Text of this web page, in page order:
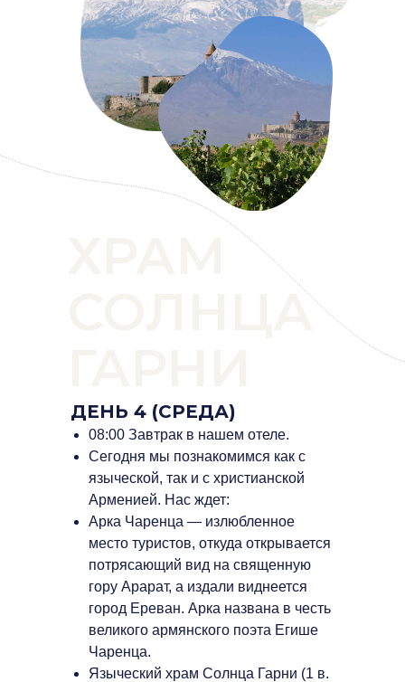
СОЛНЦА
ДЕНЬ 4 (СРЕДА)
08:00 Завтрак в нашем отеле.
Сегодня мы познакомимся как с
языческой, так и с христианской
Арменией. Нас ждет:
Арка Чаренца — излюбленное
место туристов, откуда открывается
потрясающий вид на священную
гору Арарат, а издали виднеется
город Ереван. Арка названа в честь
великого армянского поэта Егише
Чаренца.
Языческий храм Солнца Гарни (1 в.